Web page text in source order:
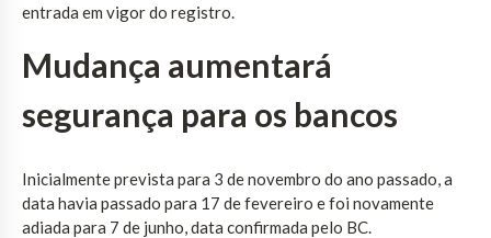
entrada em vigor do registro.
Mudança aumentará
segurança para os bancos
Inicialmente prevista para 3 de novembro do ano passado, a
data havia passado para 17 de fevereiro e foi novamente
adiada para 7 de junho, data confirmada pelo BC.